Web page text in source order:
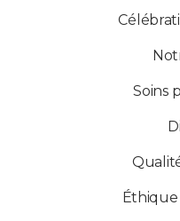
Soins